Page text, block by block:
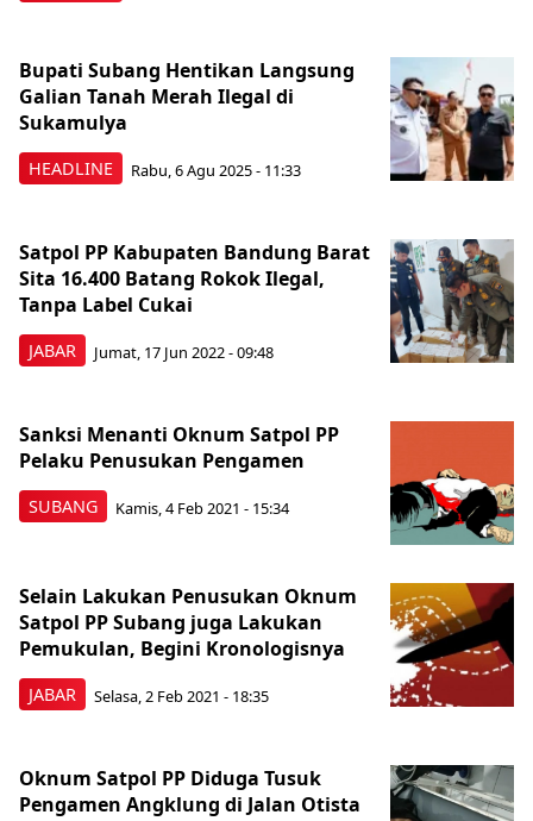
HEADLINE
Bupati Subang Hentikan Langsung
Galian Tanah Merah Ilegal di
Sukamulya
Rabu, 6 Agu 2025 - 11:33
JABAR
Satpol PP Kabupaten Bandung Barat
Sita 16.400 Batang Rokok Ilegal,
Tanpa Label Cukai
Jumat, 17 Jun 2022 - 09:48
SUBANG
Sanksi Menanti Oknum Satpol PP
Pelaku Penusukan Pengamen
Kamis, 4 Feb 2021 - 15:34
JABAR
Selain Lakukan Penusukan Oknum
Satpol PP Subang juga Lakukan
Pemukulan, Begini Kronologisnya
Selasa, 2 Feb 2021 - 18:35
Oknum Satpol PP Diduga Tusuk
Pengamen Angklung di Jalan Otista